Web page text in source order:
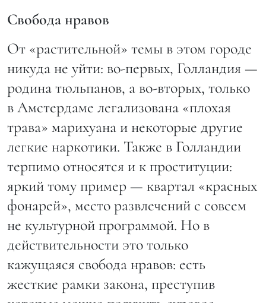
Свобода нравов
От «растительной» темы в этом городе
никуда не уйти: во-первых, Голландия —
родина тюльпанов, а во-вторых, только
в Амстердаме легализована «плохая
трава» марихуана и некоторые другие
легкие наркотики. Также в Голландии
терпимо относятся и к проституции:
яркий тому пример — квартал «красных
фонарей», место развлечений с совсем
не культурной программой. Но в
действительности это только
кажущаяся свобода нравов: есть
жесткие рамки закона, преступив